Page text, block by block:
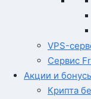
VPS-
Сервис
Акции и
Крипта